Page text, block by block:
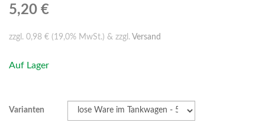
5,20 €
zzgl. 0,98 € (19,0% MwSt.) & zzgl. Versand
Auf Lager
Varianten